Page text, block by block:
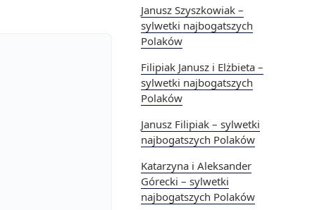
Janusz Szyszkowiak –
sylwetki najbogatszych
Polaków
Filipiak Janusz i Elżbieta –
sylwetki najbogatszych
Polaków
Janusz Filipiak – sylwetki
najbogatszych Polaków
Katarzyna i Aleksander
Górecki – sylwetki
najbogatszych Polaków